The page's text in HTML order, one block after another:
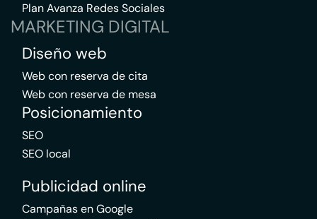
Plan Avanza Redes Sociales
MARKETING DIGITAL
Diseño web
Web con reserva de cita
Web con reserva de mesa
Posicionamiento
SEO
SEO local
Publicidad online
Campañas en Google